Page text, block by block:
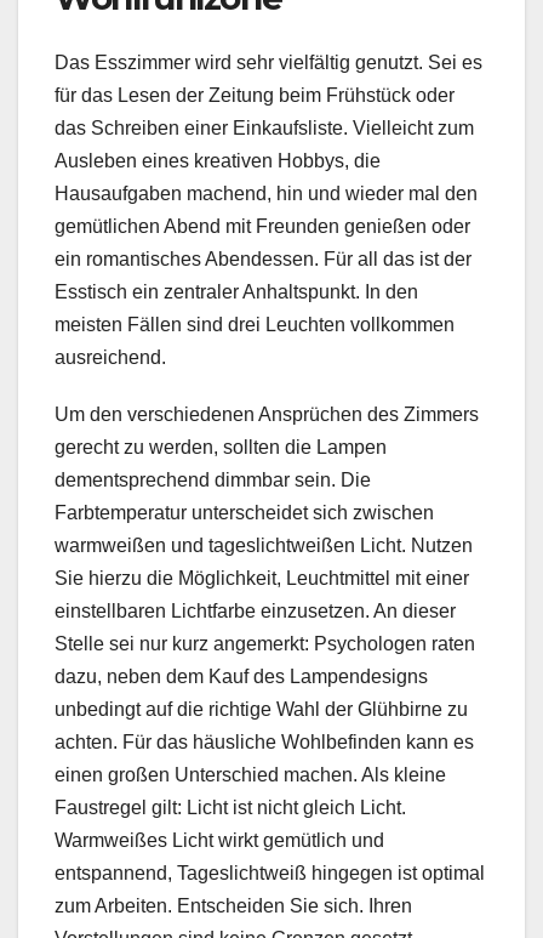
Das Esszimmer wird sehr vielfältig genutzt. Sei es
für das Lesen der Zeitung beim Frühstück oder
das Schreiben einer Einkaufsliste. Vielleicht zum
Ausleben eines kreativen Hobbys, die
Hausaufgaben machend, hin und wieder mal den
gemütlichen Abend mit Freunden genießen oder
ein romantisches Abendessen. Für all das ist der
Esstisch ein zentraler Anhaltspunkt. In den
meisten Fällen sind drei Leuchten vollkommen
ausreichend.
Um den verschiedenen Ansprüchen des Zimmers
gerecht zu werden, sollten die Lampen
dementsprechend dimmbar sein. Die
Farbtemperatur unterscheidet sich zwischen
warmweißen und tageslichtweißen Licht. Nutzen
Sie hierzu die Möglichkeit, Leuchtmittel mit einer
einstellbaren Lichtfarbe einzusetzen. An dieser
Stelle sei nur kurz angemerkt: Psychologen raten
dazu, neben dem Kauf des Lampendesigns
unbedingt auf die richtige Wahl der Glühbirne zu
achten. Für das häusliche Wohlbefinden kann es
einen großen Unterschied machen. Als kleine
Faustregel gilt: Licht ist nicht gleich Licht.
Warmweißes Licht wirkt gemütlich und
entspannend, Tageslichtweiß hingegen ist optimal
zum Arbeiten. Entscheiden Sie sich. Ihren